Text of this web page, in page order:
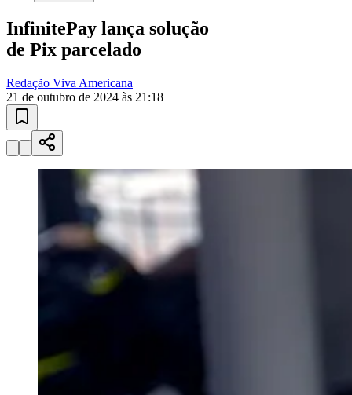
InfinitePay lança solução
de Pix parcelado
Redação Viva Americana
21 de outubro de 2024 às 21:18